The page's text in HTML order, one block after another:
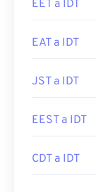
EET a IDT
EAT a IDT
JST a IDT
EEST a IDT
CDT a IDT